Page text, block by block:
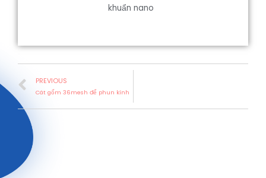
khuẩn nano
PREVIOUS
Cát gốm 36mesh để phun kính